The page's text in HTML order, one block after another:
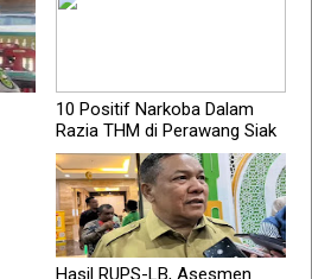
10 Positif Narkoba Dalam
Razia THM di Perawang Siak
Hasil RUPS-LB, Asesmen